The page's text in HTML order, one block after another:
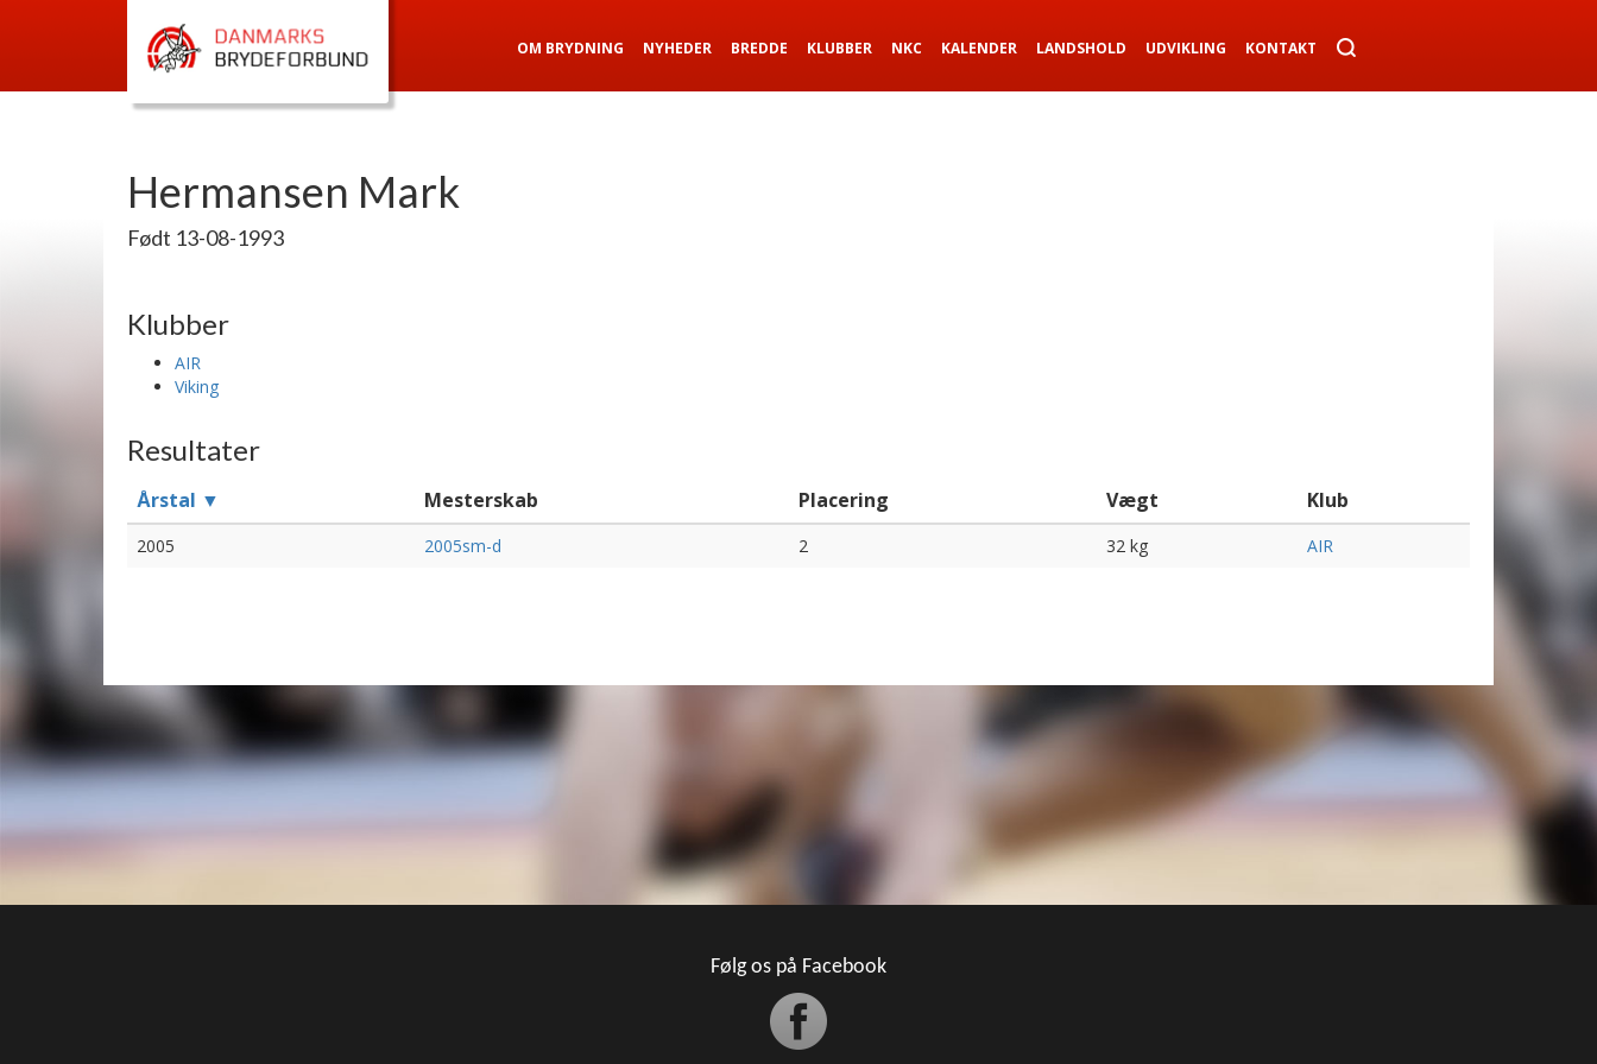
OM BRYDNING NYHEDER BREDDE KLUBBER NKC KALENDER LANDSHOLD UDVIKLING KONTAKT
Hermansen Mark
Født 13-08-1993
Klubber
AIR
Viking
Resultater
Årstal ▼ Mesterskab Placering Vægt Klub
2005 2005sm-d 2 32 kg AIR
Følg os på Facebook